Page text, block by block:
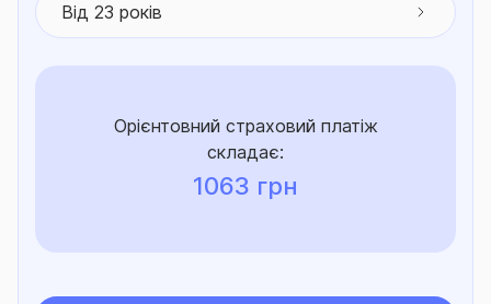
Від 23 років
Орієнтовний страховий платіж
складає:
1063 грн